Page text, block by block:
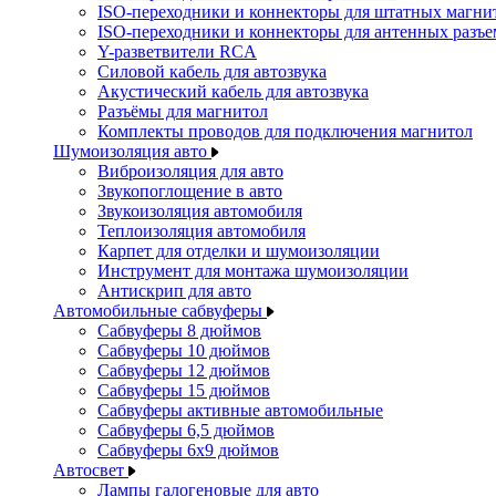
ISO-переходники и коннекторы для штатных
ISO-переходники и коннекторы для антенных
Y-разветвители RCA
Силовой кабель для автозвука
Акустический кабель для автозвука
Разъёмы для магнитол
Комплекты проводов для подключения магнитол
Шумоизоляция авто
Виброизоляция для авто
Звукопоглощение в авто
Звукоизоляция автомобиля
Теплоизоляция автомобиля
Карпет для отделки и шумоизоляции
Инструмент для монтажа шумоизоляции
Антискрип для авто
Автомобильные сабвуферы
Сабвуферы 8 дюймов
Сабвуферы 10 дюймов
Сабвуферы 12 дюймов
Сабвуферы 15 дюймов
Сабвуферы активные автомобильные
Сабвуферы 6,5 дюймов
Сабвуферы 6x9 дюймов
Автосвет
Лампы галогеновые для авто